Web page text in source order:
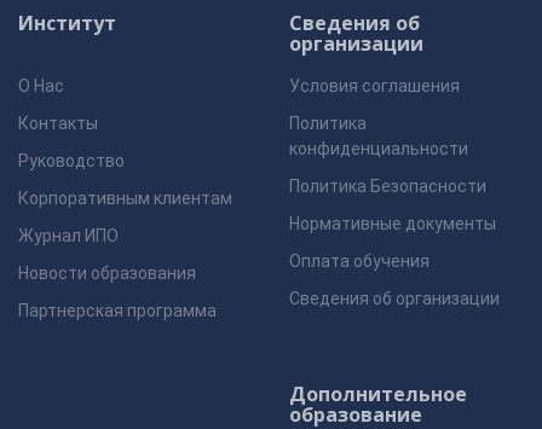
Институт
О Нас
Контакты
Руководство
Корпоративным клиентам
Журнал ИПО
Новости образования
Партнерская программа
Сведения об
организации
Условия соглашения
Политика
конфиденциальности
Политика Безопасности
Нормативные документы
Оплата обучения
Сведения об организации
Дополнительное
образование